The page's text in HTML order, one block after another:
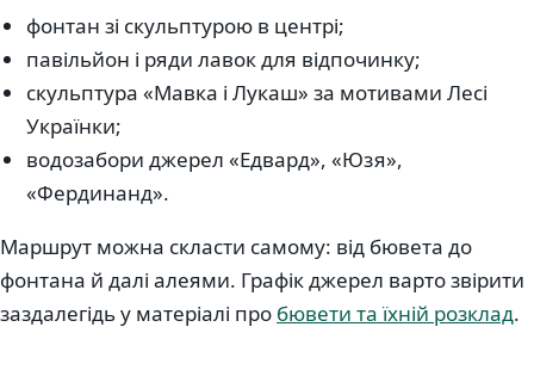
фонтан зі скульптурою в центрі;
павільйон і ряди лавок для відпочинку;
скульптура «Мавка і Лукаш» за мотивами Лесі
Українки;
водозабори джерел «Едвард», «Юзя»,
«Фердинанд».
Маршрут можна скласти самому: від бювета до
фонтана й далі алеями. Графік джерел варто звірити
заздалегідь у матеріалі про бювети та їхній розклад.